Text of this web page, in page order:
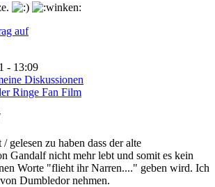
auf
- 13:09
Diskussionen
Ringe Fan Film
gelesen zu haben dass der alte
Gandalf nicht mehr lebt und somit es kein
Worte "flieht ihr Narren...." geben wird. Ich
Dumbledor nehmen.